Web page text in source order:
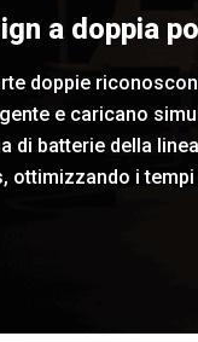
a doppia
doppie
e caricano
di batterie della
ottimizzando i